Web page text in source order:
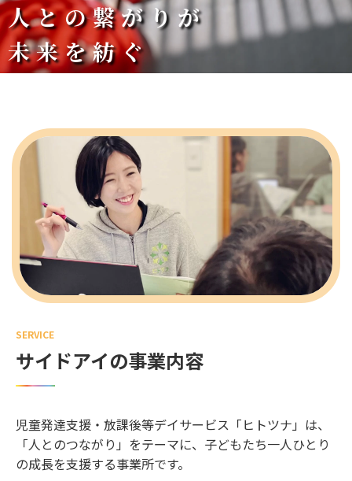
人との繋がりが
未来を紡ぐ
SERVICE
サイドアイの事業内容
児童発達支援・放課後等デイサービス「ヒトツナ」は、
「人とのつながり」をテーマに、子どもたち一人ひとり
の成長を支援する事業所です。